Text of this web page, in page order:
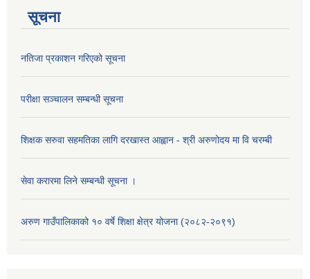
सूचना
नतिजा प्रकाशन गरिएको सूचना
परीक्षा सञ्चालन सम्बन्धी सूचना
शिक्षक सरुवा सहमतिका लागि दरखास्त आह्वान - श्री अरुणोदय मा वि चरम्बी
सेवा करारमा लिने सम्बन्धी सूचना ।
अरुण गाउँपालिकाको १० वर्षे शिक्षा क्षेत्र योजना (२०८२-२०९१)